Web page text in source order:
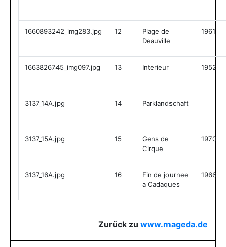
1660893242_img283.jpg 12
Plage de
Deauville
1961
1663826745_img097.jpg 13 Interieur 1952
3137_14A.jpg 14 Parklandschaft
3137_15A.jpg 15
Gens de
Cirque
1970
3137_16A.jpg 16
Fin de journee
a Cadaques
1966
Zurück zu www.mageda.de